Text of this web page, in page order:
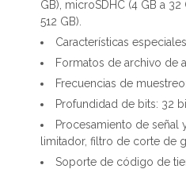
GB), microSDHC (4 GB a
512 GB).
Características
Formatos de archivo de
Frecuencias de
Profundidad de bits: 32
Procesamiento de señal
limitador, filtro de corte de
Soporte de código de